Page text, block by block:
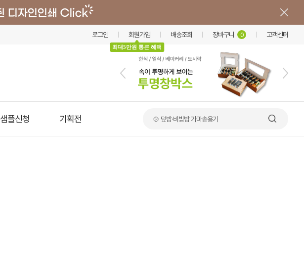
로그인 회원가입
최대5만원 통큰 혜택
배송조회 장바구니 0 고객센터
샘플신청 기획전 🍲 덮밥·비빔밥 가마솥용기